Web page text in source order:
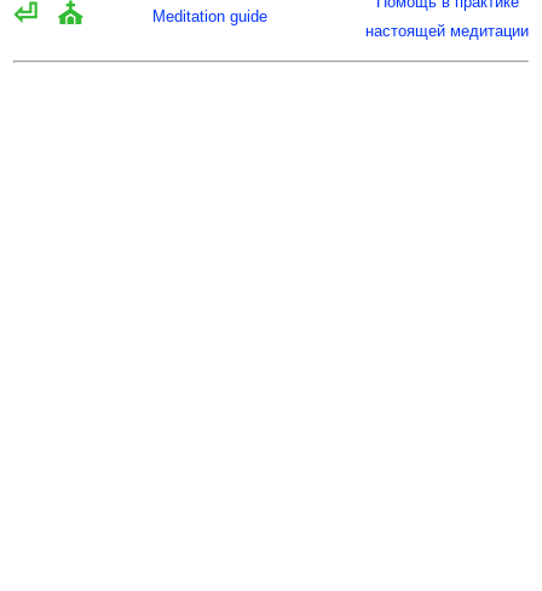
⏎ ⛪ Meditation guide
настоящей медитации